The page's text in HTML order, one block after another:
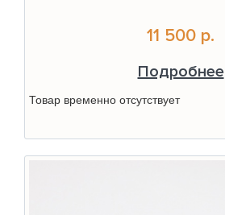
11 500 р.
Подробнее
Товар временно отсутствует